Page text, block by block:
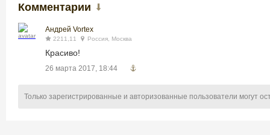
Комментарии
Андрей Vortex
2211,11 Россия, Москва
Красиво!
26 марта 2017, 18:44
Только зарегистрированные и авторизованные пользователи могут